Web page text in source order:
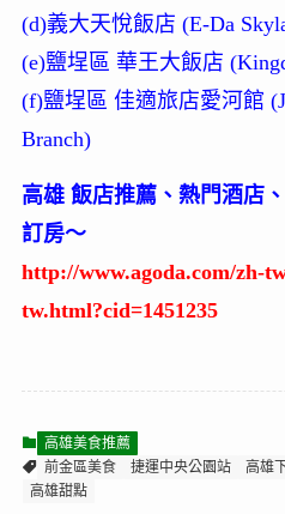
(d)義大天悅飯店 (E-Da
(e)鹽埕區 華王大飯店
(f)鹽埕區 佳適旅店愛河館
Branch)
高雄 飯店推薦、熱門酒店
訂房～
http://www.agoda.com/zh-
tw.html?cid=1451235
高雄美食推薦
前金區美食
捷運中央公園站 高雄
高雄甜點